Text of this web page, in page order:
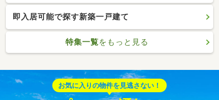
即入居可能で探す新築一戸建て
特集一覧をもっと見る
お気に入りの物件を見逃さない！